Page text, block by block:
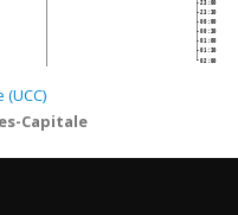
23:00
23:30
00:00
00:30
01:00
01:30
02:00
Capitale